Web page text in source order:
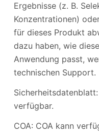
Ergebnisse (z. B.
Konzentrationen)
für dieses Produkt
dazu haben, wie
Anwendung passt,
technischen Support.
verfügbar.
COA: COA kann